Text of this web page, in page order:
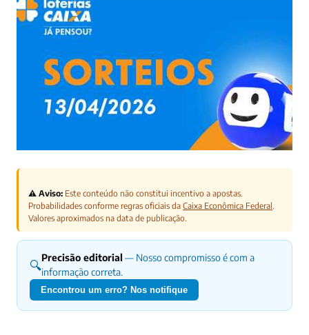
⚠️ Aviso: Este conteúdo não constitui incentivo a apostas.
Probabilidades conforme regras oficiais da Caixa Econômica Federal.
Valores aproximados na data de publicação.
🔍Precisão editorial — Nosso compromisso é com a
informação correta.
Encontrou um erro? Nos notifique